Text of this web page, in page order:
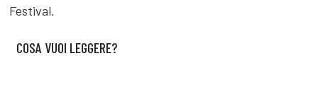
Festival.
COSA VUOI LEGGERE?